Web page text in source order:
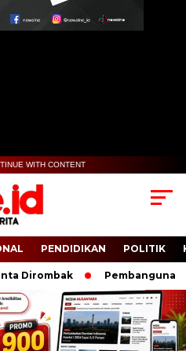
WITH CONTENT
PENDIDIKAN POLITIK
Pembangunan